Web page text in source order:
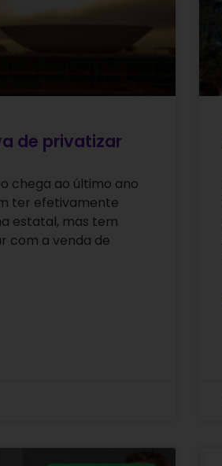
de privatizar
chega ao último ano
ter efetivamente
estatal, mas tem
com a venda de